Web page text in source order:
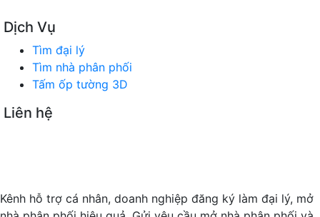
Dịch Vụ
Tìm đại lý
Tìm nhà phân phối
Tấm ốp tường 3D
Liên hệ
Kênh hỗ trợ cá nhân, doanh nghiệp đăng ký làm đại lý, mở